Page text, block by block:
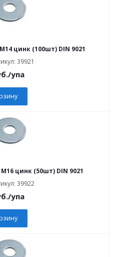
цинк (100шт) DIN 9021
39921
/упа
цинк (50шт) DIN 9021
39922
/упа